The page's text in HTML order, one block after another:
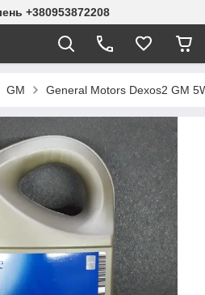
+380953872208
GM General Motors Dexos2 GM